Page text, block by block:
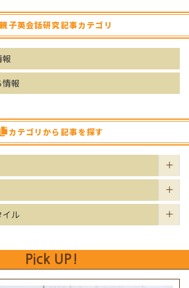
親子英会話研究記事カテゴリ
報
情報
カテゴリから記事を探す
イル
Pick UP!